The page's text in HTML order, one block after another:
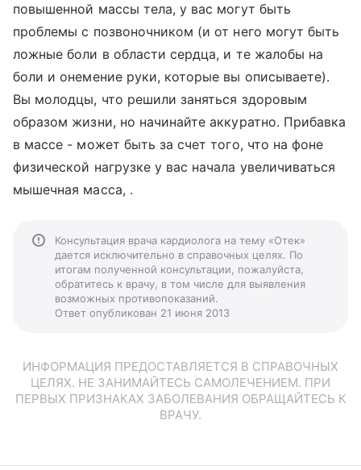
повышенной массы тела, у вас могут быть
проблемы с позвоночником (и от него могут быть
ложные боли в области сердца, и те жалобы на
боли и онемение руки, которые вы описываете).
Вы молодцы, что решили заняться здоровым
образом жизни, но начинайте аккуратно. Прибавка
в массе - может быть за счет того, что на фоне
физической нагрузке у вас начала увеличиваться
мышечная масса, .
Консультация врача кардиолога на тему «Отек»
дается исключительно в справочных целях. По
итогам полученной консультации, пожалуйста,
обратитесь к врачу, в том числе для выявления
возможных противопоказаний.
Ответ опубликован 21 июня 2013
ИНФОРМАЦИЯ ПРЕДОСТАВЛЯЕТСЯ В СПРАВОЧНЫХ
ЦЕЛЯХ. НЕ ЗАНИМАЙТЕСЬ САМОЛЕЧЕНИЕМ. ПРИ
ПЕРВЫХ ПРИЗНАКАХ ЗАБОЛЕВАНИЯ ОБРАЩАЙТЕСЬ К
ВРАЧУ.